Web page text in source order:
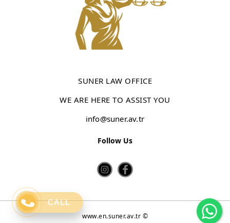
CALL
SUNER LAW OFFICE
WE ARE HERE TO ASSIST YOU
info@suner.av.tr
Follow Us
www.en.suner.av.tr ©